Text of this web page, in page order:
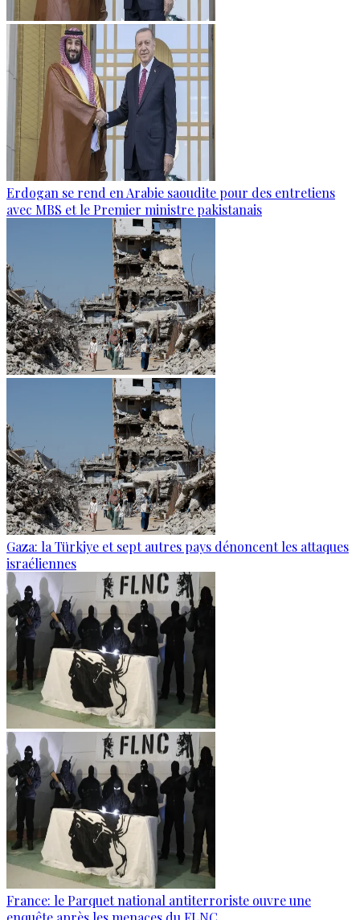
Erdogan se rend en Arabie saoudite pour des entretiens
avec MBS et le Premier ministre pakistanais
Gaza: la Türkiye et sept autres pays dénoncent les attaques
israéliennes
France: le Parquet national antiterroriste ouvre une